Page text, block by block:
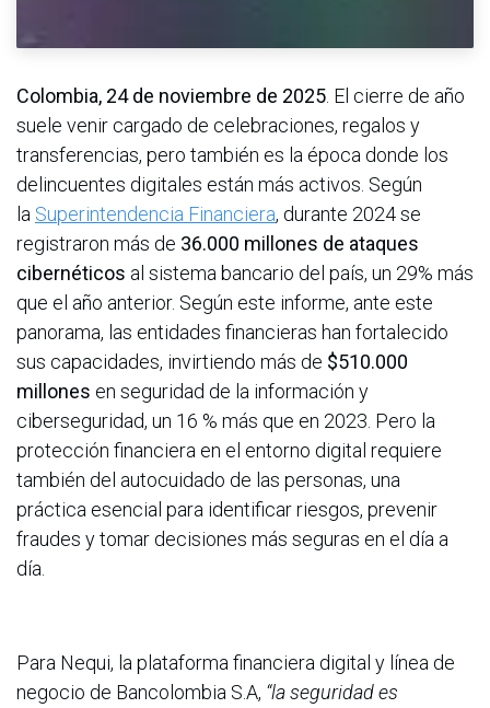
Colombia, 24 de noviembre de 2025 . El cierre de año
suele venir cargado de celebraciones, regalos y
transferencias, pero también es la época donde los
delincuentes digitales están más activos. Según
la Superintendencia Financiera, durante 2024 se
registraron más de 36.000 millones de ataques
cibernéticos al sistema bancario del país, un 29% más
que el año anterior. Según este informe, ante este
panorama, las entidades financieras han fortalecido
sus capacidades, invirtiendo más de $510.000
millones en seguridad de la información y
ciberseguridad, un 16 % más que en 2023. Pero la
protección financiera en el entorno digital requiere
también del autocuidado de las personas, una
práctica esencial para identificar riesgos, prevenir
fraudes y tomar decisiones más seguras en el día a
día.
Para Nequi, la plataforma financiera digital y línea de
negocio de Bancolombia S.A, “la seguridad es